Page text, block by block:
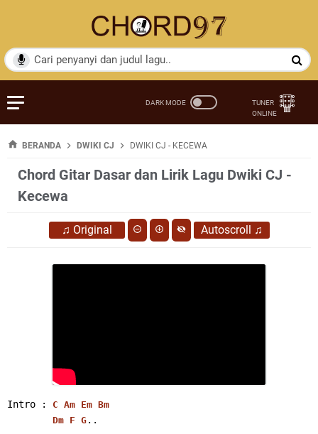
BERANDA DWIKI CJ DWIKI CJ - KECEWA
Chord Gitar Dasar dan Lirik Lagu Dwiki CJ -
Kecewa
♫ Original Autoscroll ♫
Intro : C Am Em Bm
Dm F G ..